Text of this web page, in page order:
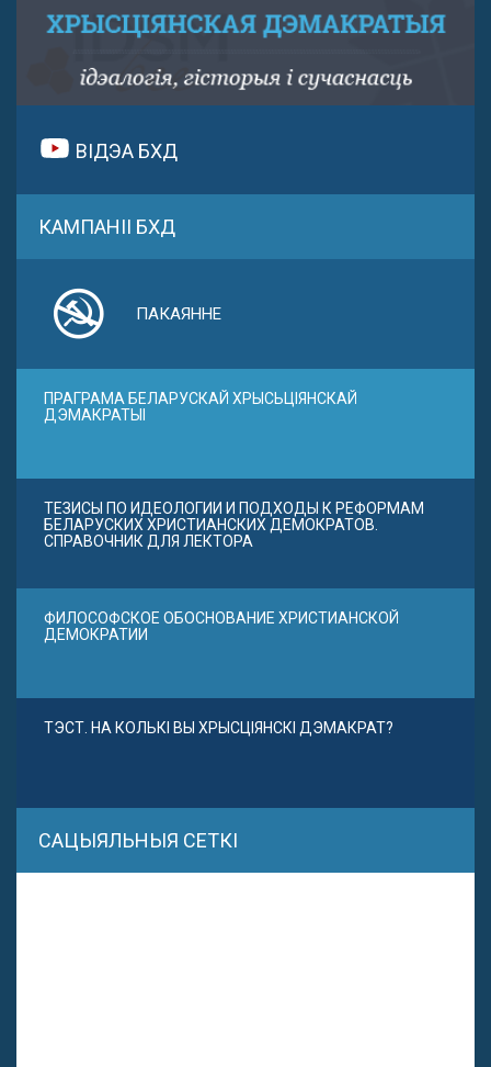
ВІДЭА БХД
КАМПАНІІ БХД
ПАКАЯННЕ
ПРАГРАМА БЕЛАРУСКАЙ ХРЫСЬЦІЯНСКАЙ
ДЭМАКРАТЫІ
ТЕЗИСЫ ПО ИДЕОЛОГИИ И ПОДХОДЫ К РЕФОРМАМ
БЕЛАРУСКИХ ХРИСТИАНСКИХ ДЕМОКРАТОВ.
СПРАВОЧНИК ДЛЯ ЛЕКТОРА
ФИЛОСОФСКОЕ ОБОСНОВАНИЕ ХРИСТИАНСКОЙ
ДЕМОКРАТИИ
ТЭСТ. НА КОЛЬКІ ВЫ ХРЫСЦІЯНСКІ ДЭМАКРАТ?
САЦЫЯЛЬНЫЯ СЕТКІ